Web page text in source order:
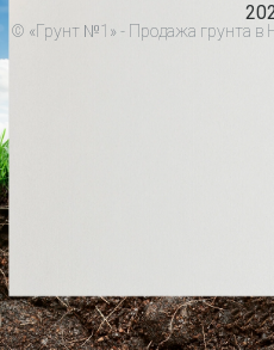
© «Грунт №1» - Продажа грунта в